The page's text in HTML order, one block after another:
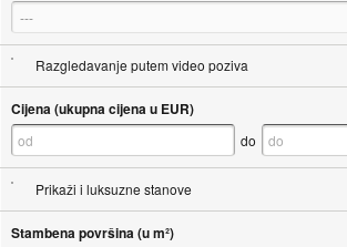
---
Razgledavanje putem video poziva
Cijena (ukupna cijena u EUR)
do
Prikaži i luksuzne stanove
Stambena površina (u m²)